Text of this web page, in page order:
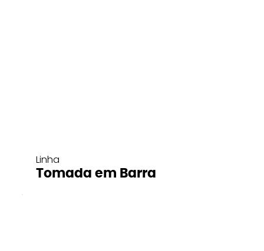
Linha
Tomada em Barra